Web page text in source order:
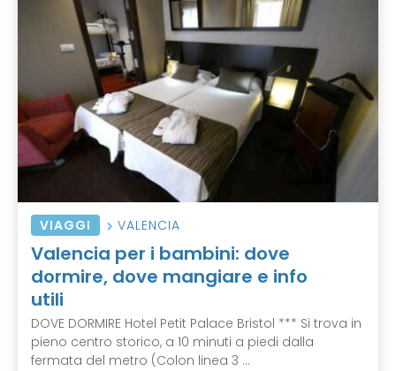
VIAGGI VALENCIA
Valencia per i bambini: dove
dormire, dove mangiare e info
utili
DOVE DORMIRE Hotel Petit Palace Bristol *** Si trova in
pieno centro storico, a 10 minuti a piedi dalla
fermata del metro (Colon linea 3 ...